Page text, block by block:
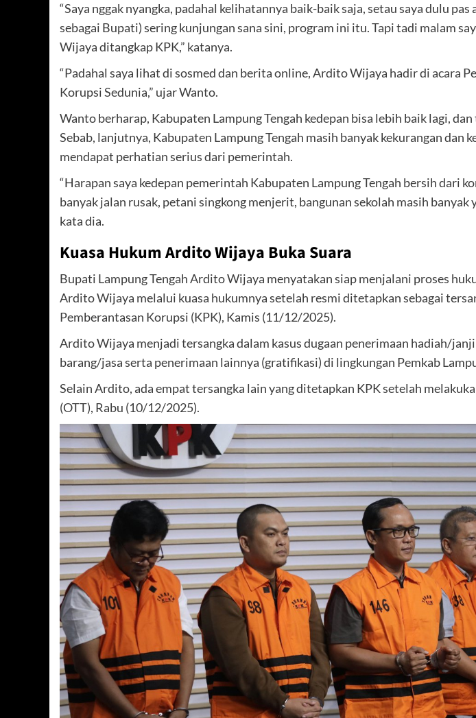
“Saya nggak nyangka, padahal kelihatannya baik-baik saja, setau saya dulu
sebagai Bupati) sering kunjungan sana sini, program ini itu. Tapi tadi malam
Wijaya ditangkap KPK,” katanya.
“Padahal saya lihat di sosmed dan berita online, Ardito Wijaya hadir di acara
Korupsi Sedunia,” ujar Wanto.
Wanto berharap, Kabupaten Lampung Tengah kedepan bisa lebih baik lagi,
Sebab, lanjutnya, Kabupaten Lampung Tengah masih banyak kekurangan dan
mendapat perhatian serius dari pemerintah.
“Harapan saya kedepan pemerintah Kabupaten Lampung Tengah bersih dari
banyak jalan rusak, petani singkong menjerit, bangunan sekolah masih banyak
kata dia.
Kuasa Hukum Ardito Wijaya Buka Suara
Bupati Lampung Tengah Ardito Wijaya menyatakan siap menjalani proses
Ardito Wijaya melalui kuasa hukumnya setelah resmi ditetapkan sebagai
Pemberantasan Korupsi (KPK), Kamis (11/12/2025).
Ardito Wijaya menjadi tersangka dalam kasus dugaan penerimaan hadiah/
barang/jasa serta penerimaan lainnya (gratifikasi) di lingkungan Pemkab
Selain Ardito, ada empat tersangka lain yang ditetapkan KPK setelah
(OTT), Rabu (10/12/2025).